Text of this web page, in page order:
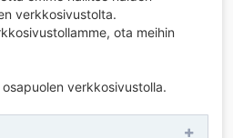
verkkosivustolta.
ota meihin
verkkosivustolla.